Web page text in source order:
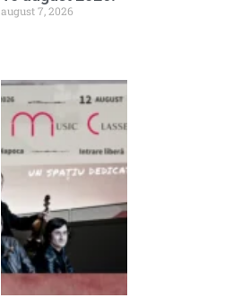
august 7, 2026